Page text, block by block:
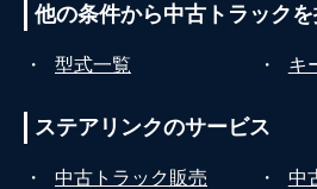
他の条件から中古トラック
・ 型式一覧 ・ キ
ステアリンクのサービス
・ 中古トラック販売 ・
中